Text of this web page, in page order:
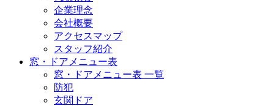
企業理念
会社概要
アクセスマップ
スタッフ紹介
窓・ドアメニュー表
窓・ドアメニュー表 一覧
防犯
玄関ドア